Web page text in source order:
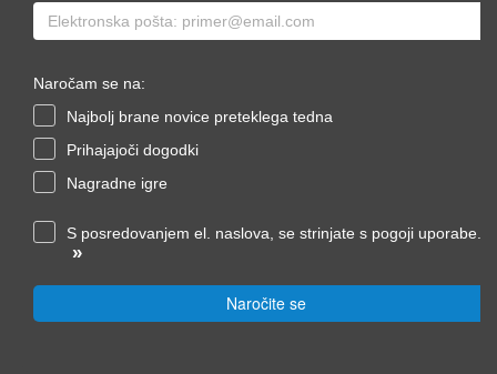
Naročam se na:
Najbolj brane novice preteklega tedna
Prihajajoči dogodki
Nagradne igre
S posredovanjem el. naslova, se strinjate s pogoji uporabe.
»
Naročite se